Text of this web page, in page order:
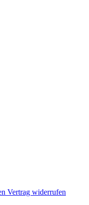
Vertrag widerrufen